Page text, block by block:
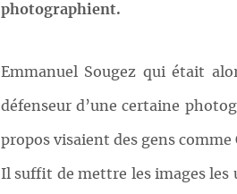
photographient.
Emmanuel Sougez qui était
défenseur d’une certaine
propos visaient des gens comme
Il suffit de mettre les images les